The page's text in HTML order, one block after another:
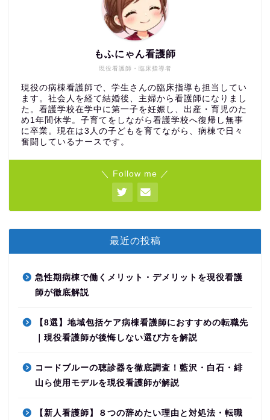
現役看護師・臨床指導者
もふにゃん看護師
現役の病棟看護師で、学生さんの臨床指導も担当してい
ます。社会人を経て結婚後、主婦から看護師になりまし
た。看護学校在学中に第一子を妊娠し、出産・育児のた
め1年間休学。子育てをしながら看護学校へ復帰し無事
に卒業。現在は3人の子どもを育てながら、病棟で日々
奮闘しているナースです。
＼ Follow me ／
最近の投稿
急性期病棟で働くメリット・デメリットを現役看護
師が徹底解説
【8選】地域包括ケア病棟看護師におすすめの転職先
｜現役看護師が後悔しない選び方を解説
コードブルーの聴診器を徹底調査！藍沢・白石・緋
山ら使用モデルを現役看護師が解説
【新人看護師】８つの辞めたい理由と対処法・転職